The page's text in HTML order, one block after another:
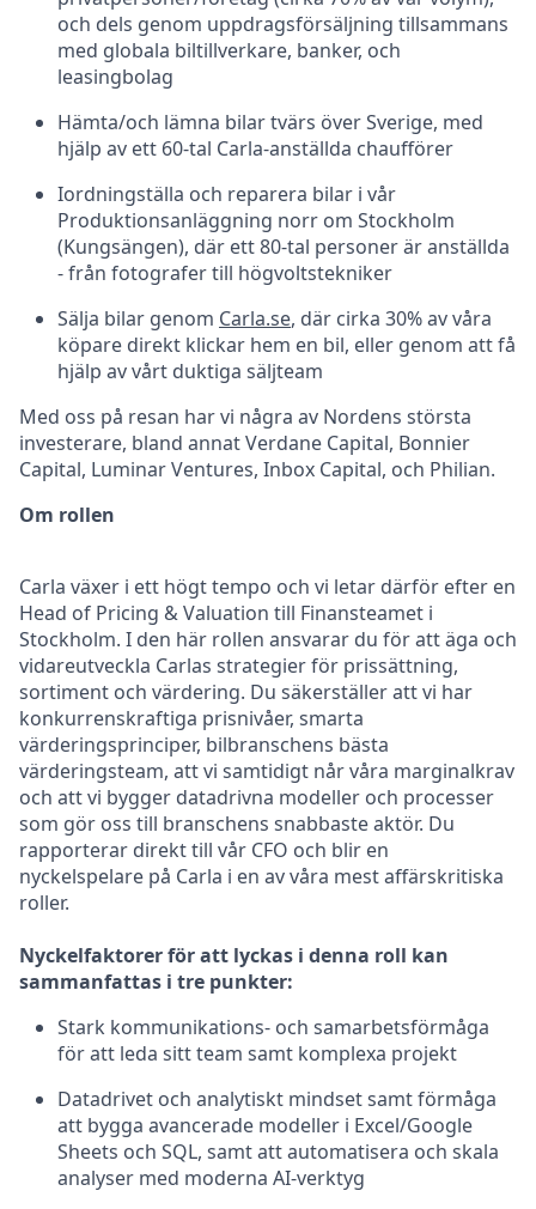
och dels genom uppdragsförsäljning tillsammans
med globala biltillverkare, banker, och
leasingbolag
Hämta/och lämna bilar tvärs över Sverige, med
hjälp av ett 60-tal Carla-anställda chaufförer
Iordningställa och reparera bilar i vår
Produktionsanläggning norr om Stockholm
(Kungsängen), där ett 80-tal personer är anställda
- från fotografer till högvoltstekniker
Sälja bilar genom Carla.se, där cirka 30% av våra
köpare direkt klickar hem en bil, eller genom att få
hjälp av vårt duktiga säljteam
Med oss på resan har vi några av Nordens största
investerare, bland annat Verdane Capital, Bonnier
Capital, Luminar Ventures, Inbox Capital, och Philian.
Om rollen
Carla växer i ett högt tempo och vi letar därför efter en
Head of Pricing & Valuation till Finansteamet i
Stockholm. I den här rollen ansvarar du för att äga och
vidareutveckla Carlas strategier för prissättning,
sortiment och värdering. Du säkerställer att vi har
konkurrenskraftiga prisnivåer, smarta
värderingsprinciper, bilbranschens bästa
värderingsteam, att vi samtidigt når våra marginalkrav
och att vi bygger datadrivna modeller och processer
som gör oss till branschens snabbaste aktör. Du
rapporterar direkt till vår CFO och blir en
nyckelspelare på Carla i en av våra mest affärskritiska
roller.
Nyckelfaktorer för att lyckas i denna roll kan
sammanfattas i tre punkter:
Stark kommunikations‑ och samarbetsförmåga
för att leda sitt team samt komplexa projekt
Datadrivet och analytiskt mindset samt förmåga
att bygga avancerade modeller i Excel/Google
Sheets och SQL, samt att automatisera och skala
analyser med moderna AI-verktyg